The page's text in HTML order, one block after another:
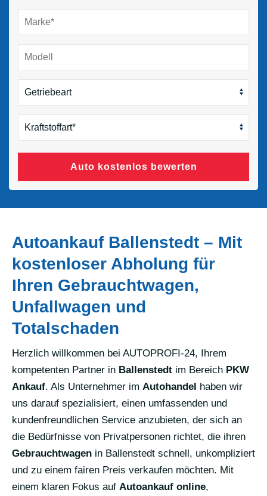
Auto kostenlos bewerten
Autoankauf Ballenstedt – Mit
kostenloser Abholung für
Ihren Gebrauchtwagen,
Unfallwagen und
Totalschaden
Herzlich willkommen bei AUTOPROFI-24, Ihrem
kompetenten Partner in Ballenstedt im Bereich PKW
Ankauf. Als Unternehmer im Autohandel haben wir
uns darauf spezialisiert, einen umfassenden und
kundenfreundlichen Service anzubieten, der sich an
die Bedürfnisse von Privatpersonen richtet, die ihren
Gebrauchtwagen in Ballenstedt schnell, unkompliziert
und zu einem fairen Preis verkaufen möchten. Mit
einem klaren Fokus auf Autoankauf online,